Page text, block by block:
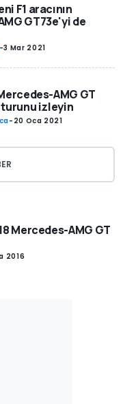
F1 aracının
GT73e'yi de
-3 Mar 2021
AMG GT
izleyin
- 20 Oca 2021
Mercedes-AMG GT
2016